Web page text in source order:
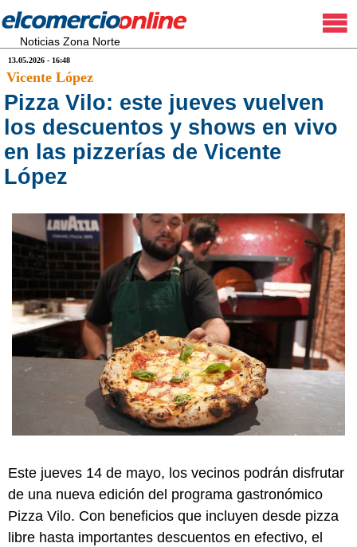
Noticias Zona Norte
13.05.2026 - 16:48
Vicente López
Pizza Vilo: este jueves vuelven
los descuentos y shows en vivo
en las pizzerías de Vicente
López
Este jueves 14 de mayo, los vecinos podrán disfrutar
de una nueva edición del programa gastronómico
Pizza Vilo. Con beneficios que incluyen desde pizza
libre hasta importantes descuentos en efectivo, el